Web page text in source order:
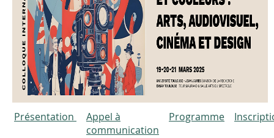
Présentation
Appel à
communication
Programme